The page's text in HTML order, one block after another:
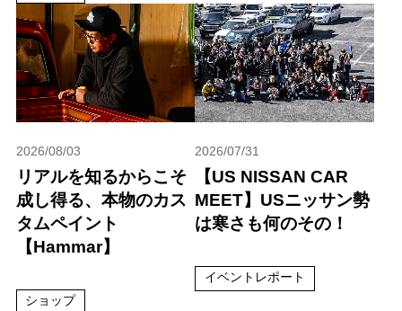
2026/08/03
リアルを知るからこそ
成し得る、本物のカス
タムペイント
【Hammar】
ショップ
2026/07/31
【US NISSAN CAR
MEET】USニッサン勢
は寒さも何のその！
イベントレポート